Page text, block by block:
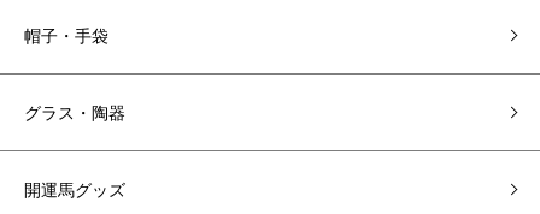
帽子・手袋
グラス・陶器
開運馬グッズ